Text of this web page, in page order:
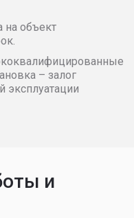
на объект
– залог
эксплуатации
и